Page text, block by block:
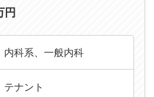
円
内科系、一般内科
テナント